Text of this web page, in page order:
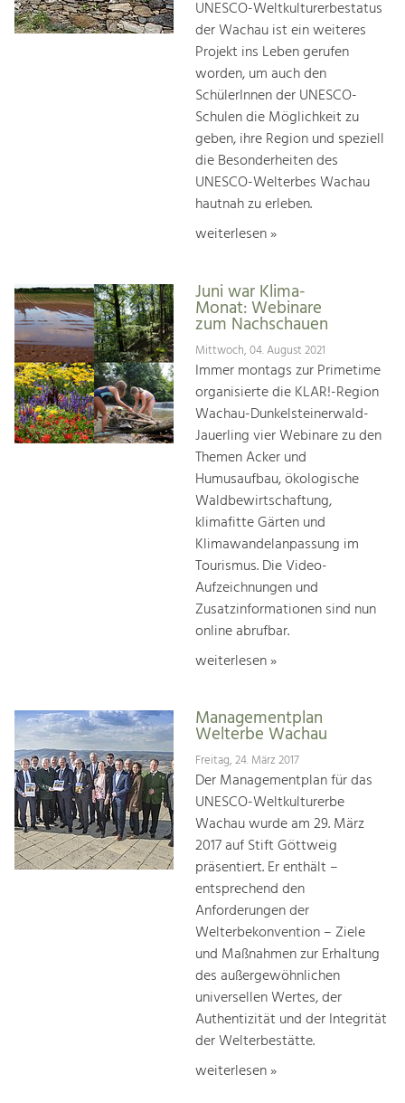
UNESCO-Weltkulturerbestatus
der Wachau ist ein weiteres
Projekt ins Leben gerufen
worden, um auch den
SchülerInnen der UNESCO-
Schulen die Möglichkeit zu
geben, ihre Region und speziell
die Besonderheiten des
UNESCO-Welterbes Wachau
hautnah zu erleben.
weiterlesen »
Juni war Klima-
Monat: Webinare
zum Nachschauen
Mittwoch, 04. August 2021
Immer montags zur Primetime
organisierte die KLAR!-Region
Wachau-Dunkelsteinerwald-
Jauerling vier Webinare zu den
Themen Acker und
Humusaufbau, ökologische
Waldbewirtschaftung,
klimafitte Gärten und
Klimawandelanpassung im
Tourismus. Die Video-
Aufzeichnungen und
Zusatzinformationen sind nun
online abrufbar.
weiterlesen »
Managementplan
Welterbe Wachau
Freitag, 24. März 2017
Der Managementplan für das
UNESCO-Weltkulturerbe
Wachau wurde am 29. März
2017 auf Stift Göttweig
präsentiert. Er enthält –
entsprechend den
Anforderungen der
Welterbekonvention – Ziele
und Maßnahmen zur Erhaltung
des außergewöhnlichen
universellen Wertes, der
Authentizität und der Integrität
der Welterbestätte.
weiterlesen »